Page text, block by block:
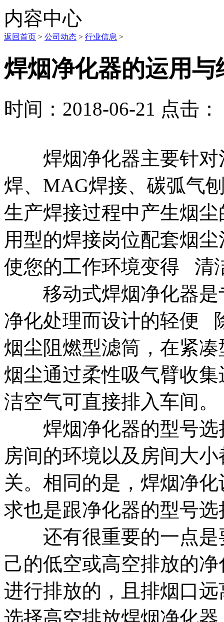
内容中心
返回首页 > 公司动态 > 行业信息 >
焊烟净化器的运用与
时间：2018-06-21 点击：
焊烟净化器主要针对
焊、MAG焊接、碳弧气
生产焊接过程中产生烟
用型的焊接岗位配套烟
使您的工作环境变得
移动式焊烟净化器是
净化处理而设计的轻便
烟尘阻燃型滤筒，在紧
烟尘通过柔性吸气臂收
洁空气可直接排入车间。
焊烟净化器的型号选
房间的环境以及房间大
关。相同的是，焊烟净
求也是跟净化器的型号
还有很重要的一点是
己的低空或高空排放的
进行排放的，且排烟口
选择高空排放焊烟净化